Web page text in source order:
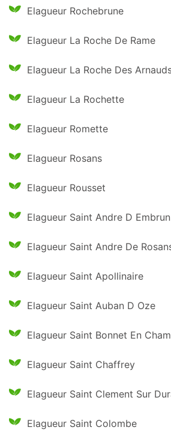
Elagueur Rochebrune
Elagueur La Roche De Rame
Elagueur La Roche Des
Elagueur La Rochette
Elagueur Romette
Elagueur Rosans
Elagueur Rousset
Elagueur Saint Andre D Embrun
Elagueur Saint Andre De
Elagueur Saint Apollinaire
Elagueur Saint Auban D Oze
Elagueur Saint Bonnet En
Elagueur Saint Chaffrey
Elagueur Saint Clement Sur
Elagueur Saint Colombe